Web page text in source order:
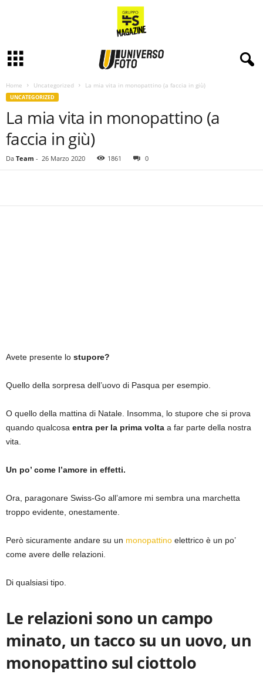
Home Uncategorized La mia vita in monopattino (a faccia in giù)
UNCATEGORIZED
La mia vita in monopattino (a
faccia in giù)
Da Team - 26 Marzo 2020 1861 0
Avete presente lo stupore?
Quello della sorpresa dell’uovo di Pasqua per esempio.
O quello della mattina di Natale. Insomma, lo stupore che si prova
quando qualcosa entra per la prima volta a far parte della nostra
vita.
Un po’ come l’amore in effetti.
Ora, paragonare Swiss-Go all’amore mi sembra una marchetta
troppo evidente, onestamente.
Però sicuramente andare su un monopattino elettrico è un po’
come avere delle relazioni.
Di qualsiasi tipo.
Le relazioni sono un campo
minato, un tacco su un uovo, un
monopattino sul ciottolo